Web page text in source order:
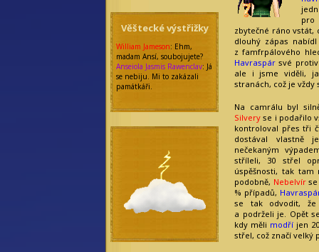
Věštecké výstřižky
William Jameson: Ehm,
madam Ansí, soubojujete?
Anseiola Jasmis Rawenclav: Já
se nebiju. Mi to zakázali
památkáři.
pro
zbytečné ráno vstát,
dlouhý zápas
z famfrpálového
Havraspár své
ale i jsme viděli,
stranách, což je vždy
Na camrálu byl
Silvery se i podařilo
kontroloval přes tři
dostával vlastně
nečekaným
stříleli, 30 střel
úspěšnosti, tak
podobně, Nebelvírse
% případů,
se tak odvodit,
a podrželi je. Opět
kdy měli modří jen
střel, což značí velký